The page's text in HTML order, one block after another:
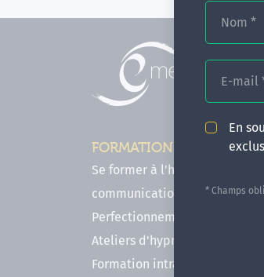
Nom *
E-mail
En
* Champs
FORMATIONS
Se former à l'hypnose, l'IMO &
communication
Perfectionnements en Hypnose
Ateliers d'hypnose en ligne
Formation intra-établissement